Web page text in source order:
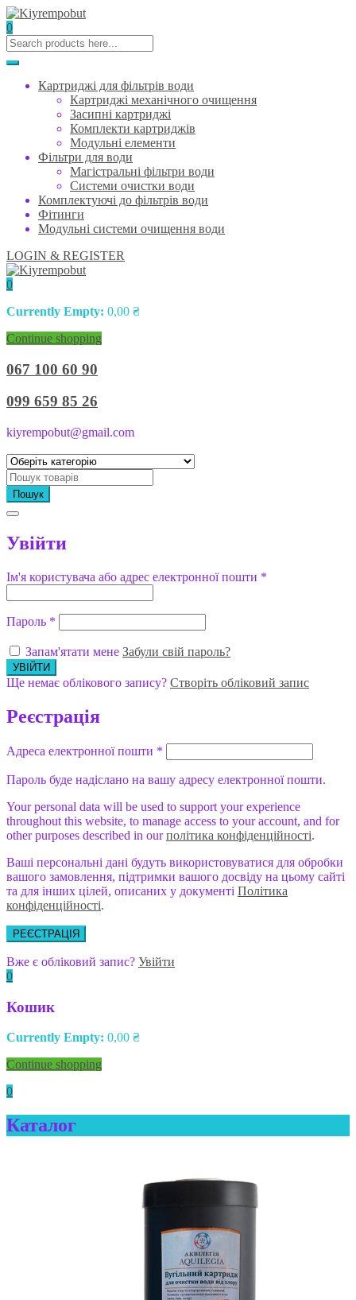
0
Картриджі для фільтрів води
Картриджі механічного очищення
Засипні картриджі
Комплекти картриджів
Модульні елементи
Фільтри для води
Магістральні фільтри води
Системи очистки води
Комплектуючі до фільтрів води
Фітинги
Модульні системи очищення води
LOGIN & REGISTER
0
Currently Empty: 0,00 ₴
Continue shopping
067 100 60 90
099 659 85 26
kiyrempobut@gmail.com
Пошук
Увійти
Ім'я користувача або адрес електронної пошти *
Пароль *
Запам'ятати мене Забули свій пароль?
Ще немає облікового запису? Створіть обліковий запис
Реєстрація
Адреса електронної пошти *
Пароль буде надіслано на вашу адресу електронної пошти.
Your personal data will be used to support your experience
throughout this website, to manage access to your account, and for
other purposes described in ourполітика конфіденційності.
Ваші персональні дані будуть використовуватися для обробки
вашого замовлення, підтримки вашого досвіду на цьому сайті
та для інших цілей, описаних у документі Політика
конфіденційності.
РЕЄСТРАЦІЯ
Вже є обліковий запис? Увійти
0
Кошик
Currently Empty: 0,00 ₴
Continue shopping
0
Каталог